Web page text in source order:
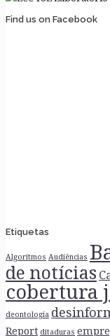
Find us on Facebook
Etiquetas
Algoritmos Audiências
de notícias
cobertura
deontologia
Report ditaduras